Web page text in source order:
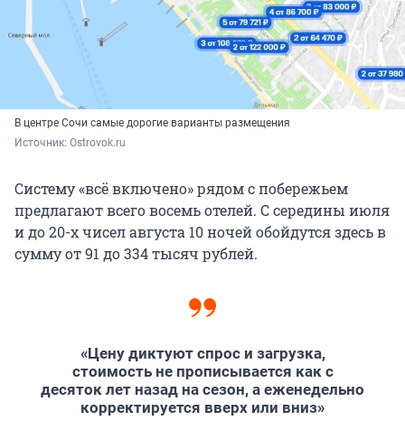
В центре Сочи самые дорогие варианты размещения
Источник: Ostrovok.ru
Систему «всё включено» рядом с побережьем
предлагают всего восемь отелей. С середины июля
и до 20-х чисел августа 10 ночей обойдутся здесь в
сумму от 91 до 334 тысяч рублей.
«Цену диктуют спрос и загрузка,
стоимость не прописывается как с
десяток лет назад на сезон, а еженедельно
корректируется вверх или вниз»